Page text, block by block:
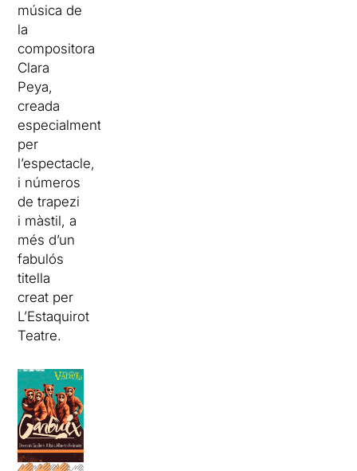
música de
la
compositora
Clara
Peya,
creada
especialment
per
l’espectacle,
i números
de trapezi
i màstil, a
més d’un
fabulós
titella
creat per
L’Estaquirot
Teatre.